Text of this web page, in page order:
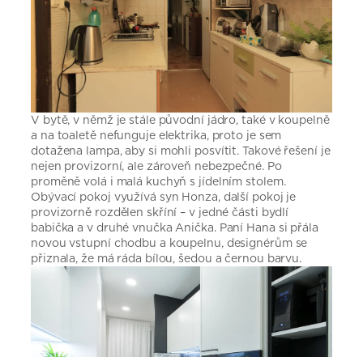
V bytě, v němž je stále původní jádro, také v koupelně
a na toaletě nefunguje elektrika, proto je sem
dotažena lampa, aby si mohli posvítit. Takové řešení je
nejen provizorní, ale zároveň nebezpečné. Po
proměně volá i malá kuchyň s jídelním stolem.
Obývací pokoj využívá syn Honza, další pokoj je
provizorně rozdělen skříní – v jedné části bydlí
babička a v druhé vnučka Anička. Paní Hana si přála
novou vstupní chodbu a koupelnu, designérům se
přiznala, že má ráda bílou, šedou a černou barvu.